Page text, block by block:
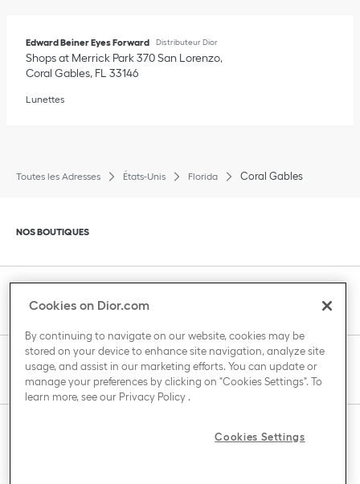
Edward Beiner Eyes Forward Distributeur Dior
Shops at Merrick Park 370 San Lorenzo
Coral Gables, FL 33146
Lunettes
Toutes les Adresses États-Unis Florida Coral Gables
Cliquer pour agrandir ou pour réduire le contenu
NOS BOUTIQUES
Cliquer pour agrandir ou pour réduire le contenu
SERVICE CLIENT
Cliquer pour agrandir ou pour réduire le contenu
LA MAISON DIOR
Cliquer pour agrandir ou pour réduire le contenu
Cookies on Dior.com
By continuing to navigate on our website, cookies may be
stored on your device to enhance site navigation, analyze site
usage, and assist in our marketing efforts. You can update or
manage your preferences by clicking on "Cookies Settings". To
learn more, see our Privacy Policy.
Cookies Settings